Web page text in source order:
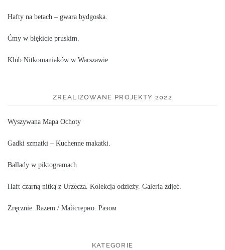
Hafty na betach – gwara bydgoska.
Ćmy w błękicie pruskim.
Klub Nitkomaniaków w Warszawie
ZREALIZOWANE PROJEKTY 2022
Wyszywana Mapa Ochoty
Gadki szmatki – Kuchenne makatki.
Ballady w piktogramach
Haft czarną nitką z Urzecza. Kolekcja odzieży. Galeria zdjęć.
Zręcznie. Razem / Майстерно. Разом
KATEGORIE